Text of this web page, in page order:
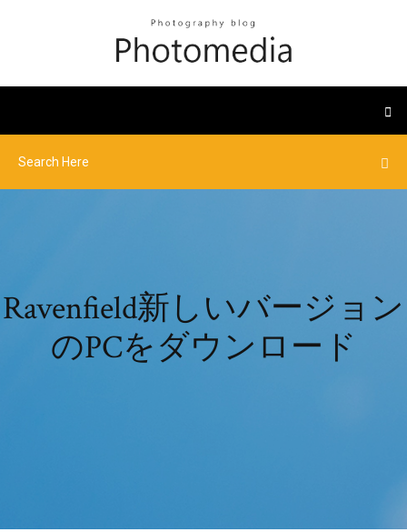
Ravenfield新しいバージョン
のPCをダウンロード